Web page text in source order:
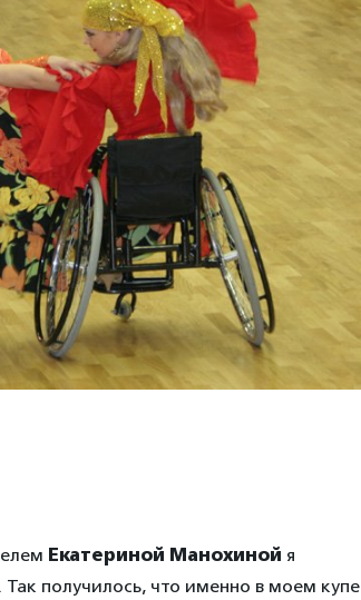
Екатериной Манохиной я
получилось, что именно в моем купе